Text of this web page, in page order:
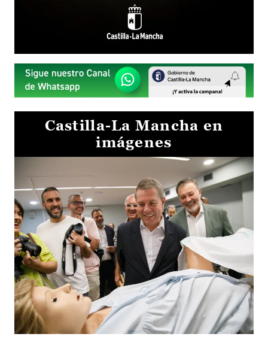
Castilla-La Mancha en
imágenes